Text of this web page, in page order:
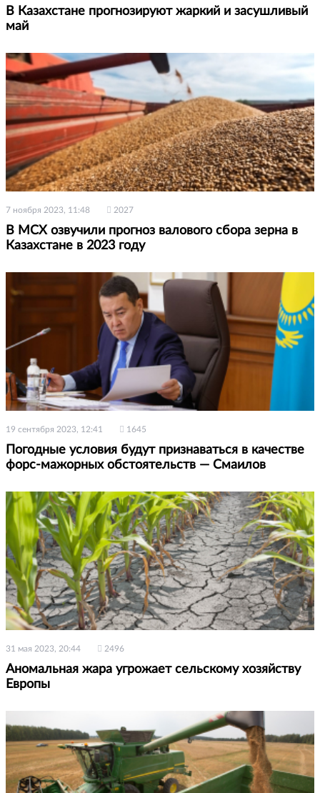
В Казахстане прогнозируют жаркий и засушливый
май
7 ноября 2023, 11:48 2027
В МСХ озвучили прогноз валового сбора зерна в
Казахстане в 2023 году
19 сентября 2023, 12:41 1645
Погодные условия будут признаваться в качестве
форс-мажорных обстоятельств — Смаилов
31 мая 2023, 20:44 2496
Аномальная жара угрожает сельскому хозяйству
Европы